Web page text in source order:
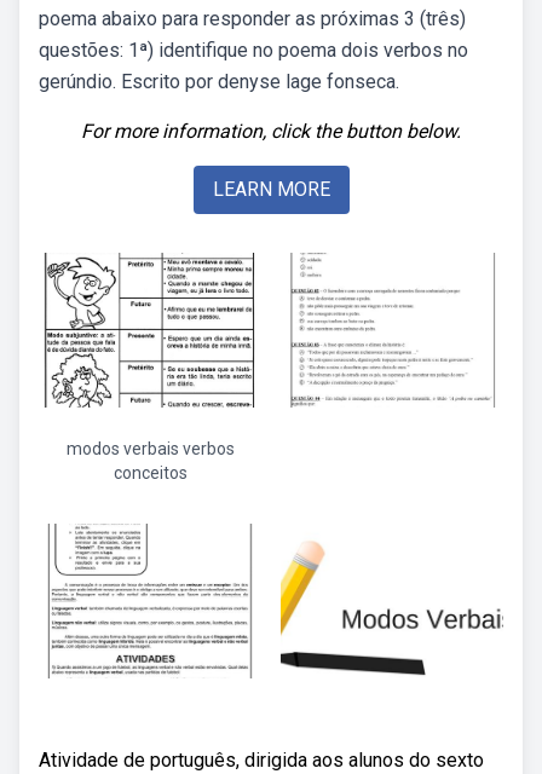
poema abaixo para responder as próximas 3 (três)
questões: 1ª) identifique no poema dois verbos no
gerúndio. Escrito por denyse lage fonseca.
For more information, click the button below.
LEARN MORE
modos verbais verbos
conceitos
Atividade de português, dirigida aos alunos do sexto